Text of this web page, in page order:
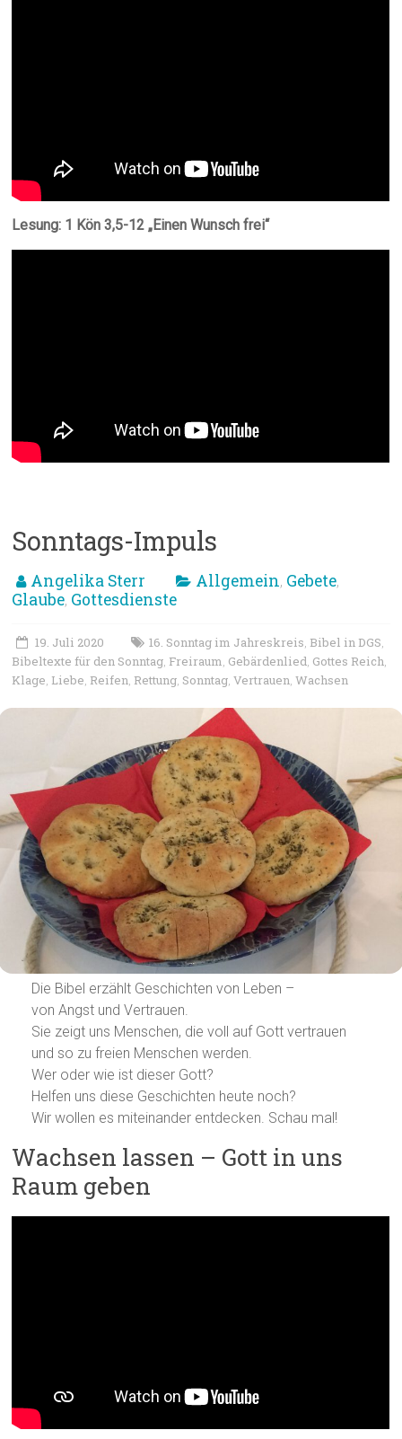
Lesung: 1 Kön 3,5-12 „Einen Wunsch frei“
Sonntags-Impuls
Angelika Sterr Allgemein, Gebete,
Glaube, Gottesdienste
19. Juli 2020 16. Sonntag im Jahreskreis, Bibel in DGS,
Bibeltexte für den Sonntag, Freiraum, Gebärdenlied, Gottes Reich,
Klage, Liebe, Reifen, Rettung, Sonntag,Vertrauen,Wachsen
Die Bibel erzählt Geschichten von Leben –
von Angst und Vertrauen.
Sie zeigt uns Menschen, die voll auf Gott vertrauen
und so zu freien Menschen werden.
Wer oder wie ist dieser Gott?
Helfen uns diese Geschichten heute noch?
Wir wollen es miteinander entdecken. Schau mal!
Wachsen lassen – Gott in uns
Raum geben